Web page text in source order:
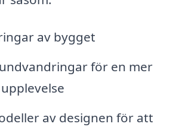
av bygget
för en mer
av designen för att